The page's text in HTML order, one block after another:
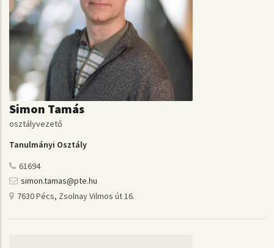
Simon Tamás
osztályvezető
Tanulmányi Osztály
61694
simon.tamas@pte.hu
7630 Pécs, Zsolnay Vilmos út 16.